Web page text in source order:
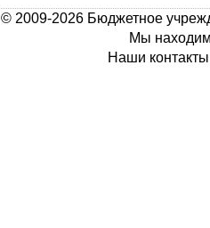
© 2009-2026 Бюджетное
Мы
Наши